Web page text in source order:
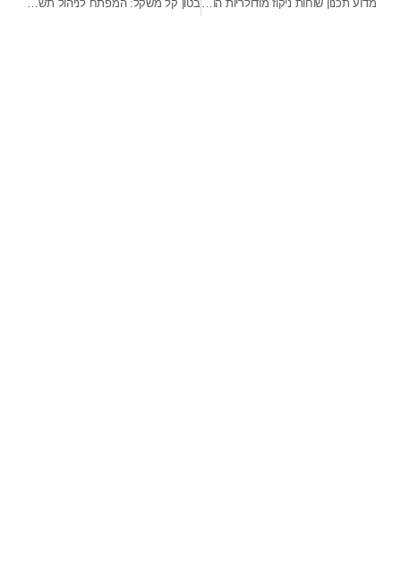
מדוע תכנון שוחות ניקוז מודולריות הוא המפתח לניהול מים יעיל בערים? בטון קל משקל: המפתח לניהול תשתיות חדשני